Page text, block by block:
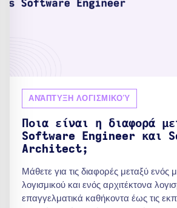
ΑΝΆΠΤΥΞΗ ΛΟΓΙΣΜΙΚΟΎ
Ποια είναι η διαφορά
Software Engineer και
Architect;
Μάθετε για τις διαφορές μεταξύ ενός
λογισμικού και ενός αρχιτέκτονα
επαγγελματικά καθήκοντα έως τις